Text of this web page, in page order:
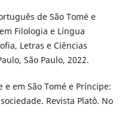
de São Tomé e
Filologia e Língua
Letras e Ciências
São Paulo, 2022.
e em São Tomé e Príncipe:
Revista Platô. No